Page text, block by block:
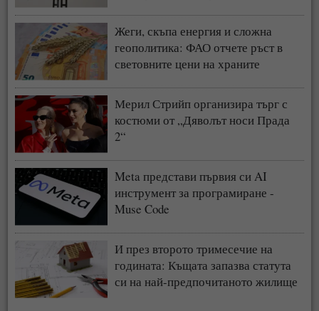
Жеги, скъпа енергия и сложна
геополитика: ФАО отчете ръст в
световните цени на храните
Мерил Стрийп организира търг с
костюми от „Дяволът носи Прада
2“
Meta представи първия си AI
инструмент за програмиране -
Muse Code
И през второто тримесечие на
годината: Къщата запазва статута
си на най-предпочитаното жилище